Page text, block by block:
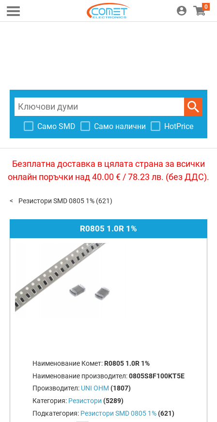
0
Само SMD Само налични HotPrice
Безплатна доставка в цялата страна за всички
онлайн поръчки над 40.00 € / 78.23 лв. (без ДДС).
Резистори SMD 0805 1% (621)
R0805 1.0R 1%
Наименование Комет: R0805 1.0R 1%
Наименование производител:0805S8F100KT5E
Производител: UNI OHM (1807)
Категория: Резистори (5289)
Подкатегория: Резистори SMD 0805 1%(621)